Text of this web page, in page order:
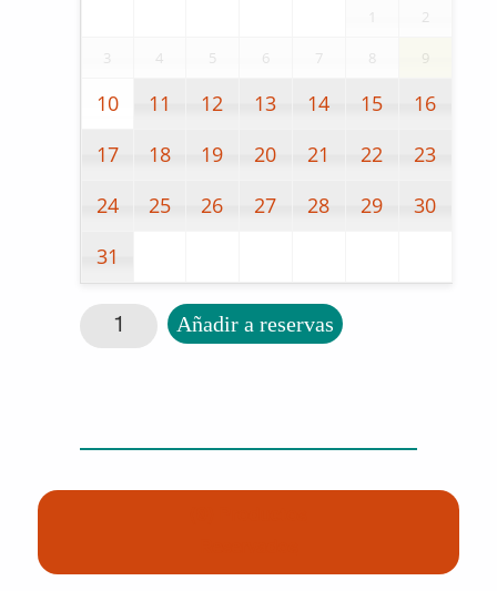
2
3 4 5 6 7 8 9
10 11 12 13 14 15
16
17
18 19 20 21 22
23
24
25 26 27 28 29
30
31
Andador FORTA AIR cantidad
Añadir a reservas